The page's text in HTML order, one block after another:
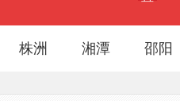
株洲 湘潭 邵阳